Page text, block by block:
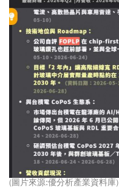
(圖片來源:優分析產業資料庫)